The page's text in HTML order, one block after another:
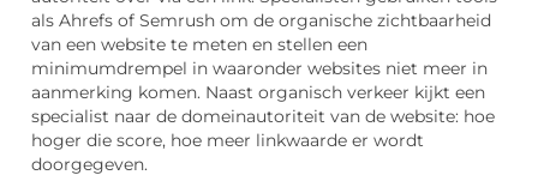
als Ahrefs of Semrush om de organische zichtbaarheid
van een website te meten en stellen een
minimumdrempel in waaronder websites niet meer in
aanmerking komen. Naast organisch verkeer kijkt een
specialist naar de domeinautoriteit van de website: hoe
hoger die score, hoe meer linkwaarde er wordt
doorgegeven.